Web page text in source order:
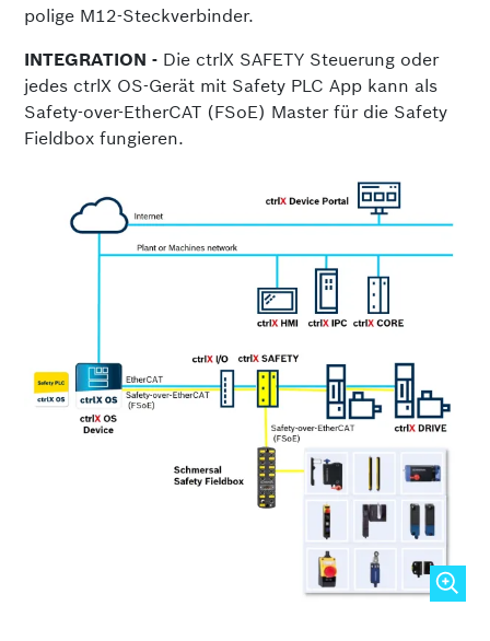
polige M12-Steckverbinder.
INTEGRATION - Die ctrlX SAFETY Steuerung oder
jedes ctrlX OS-Gerät mit Safety PLC App kann als
Safety-over-EtherCAT (FSoE) Master für die Safety
Fieldbox fungieren.